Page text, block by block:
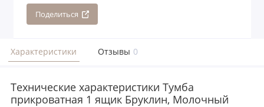
Поделиться
Характеристики Отзывы 0
Технические характеристики Тумба
прикроватная 1 ящик Бруклин, Молочный